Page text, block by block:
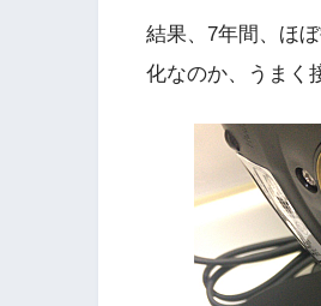
結果、7年間、ほ
化なのか、うまく